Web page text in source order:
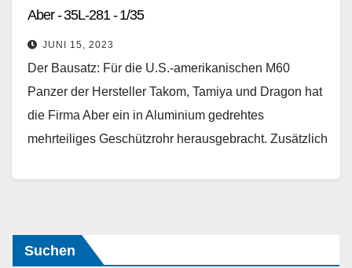
Aber - 35L-281 - 1/35
JUNI 15, 2023
Der Bausatz: Für die U.S.-amerikanischen M60
Panzer der Hersteller Takom, Tamiya und Dragon hat
die Firma Aber ein in Aluminium gedrehtes
mehrteiliges Geschützrohr herausgebracht. Zusätzlich
Suchen